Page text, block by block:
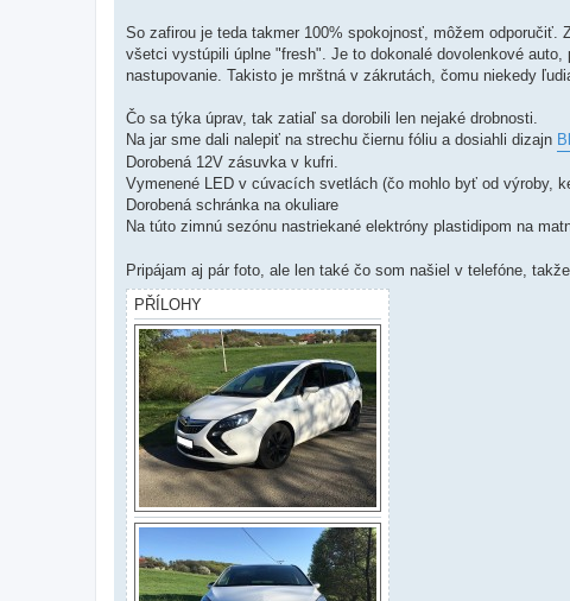
So zafirou je teda takmer 100% spokojnosť, môžem
všetci vystúpili úplne "fresh". Je to dokonalé dovolenkové
nastupovanie. Takisto je mrštná v zákrutách, čomu niekedy
Čo sa týka úprav, tak zatiaľ sa dorobili len nejaké drobnosti.
Na jar sme dali nalepiť na strechu čiernu fóliu a dosiahli dizajn
Dorobená 12V zásuvka v kufri.
Vymenené LED v cúvacích svetlách (čo mohlo byť od výroby,
Dorobená schránka na okuliare
Na túto zimnú sezónu nastriekané elektróny plastidipom na
Pripájam aj pár foto, ale len také čo som našiel v telefóne,
PŘÍLOHY